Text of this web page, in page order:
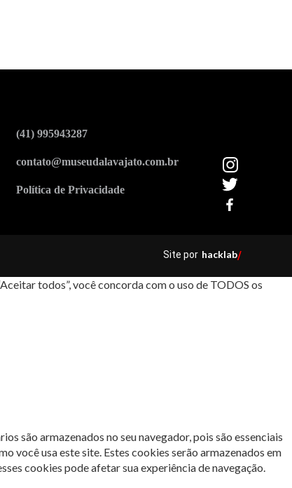
(41) 995943287
contato@museudalavajato.com.br
Política de Privacidade
Site por hacklab/
todos”, você concorda com o uso de TODOS os
são armazenados no seu navegador, pois são essenciais
você usa este site. Estes cookies serão armazenados em
cookies pode afetar sua experiência de navegação.